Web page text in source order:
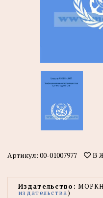
Артикул: 00-01007977 В
Издательство:
издательства)